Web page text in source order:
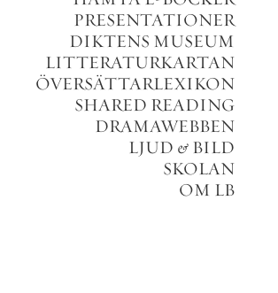
PRESENTATIONER
DIKTENS MUSEUM
LITTERATURKARTAN
ÖVERSÄTTARLEXIKON
SHARED READING
DRAMAWEBBEN
LJUD & BILD
SKOLAN
OM LB